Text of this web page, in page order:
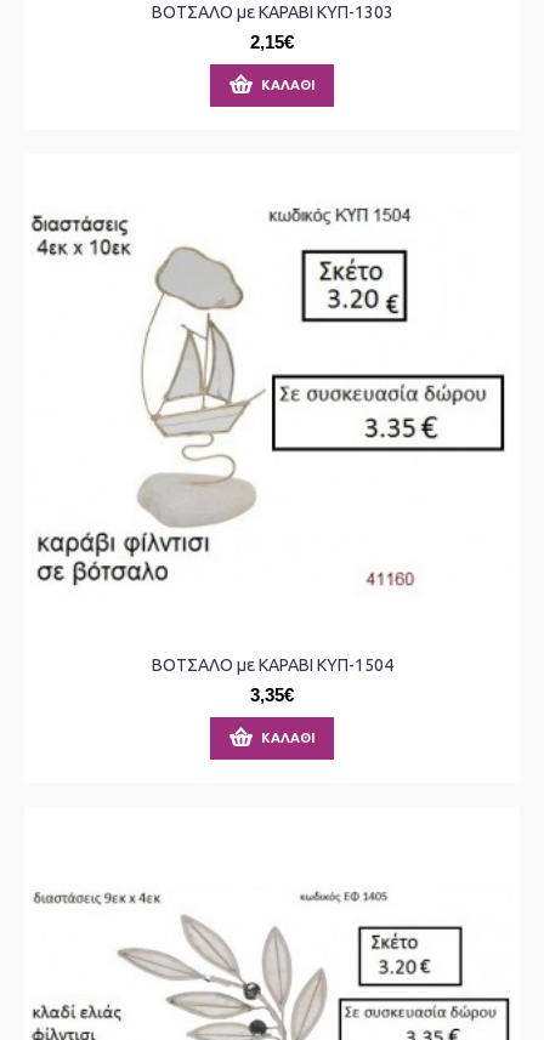
ΒΟΤΣΑΛΟ με ΚΑΡΑΒΙ ΚΥΠ-1303
2,15€
ΚΑΛΆΘΙ
ΒΟΤΣΑΛΟ με ΚΑΡΑΒΙ ΚΥΠ-1504
3,35€
ΚΑΛΆΘΙ